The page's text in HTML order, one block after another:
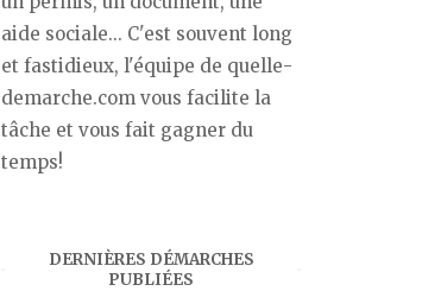
aide sociale... C'est souvent long
et fastidieux, l'équipe de quelle-
demarche.com vous facilite la
tâche et vous fait gagner du
temps!
DERNIÈRES DÉMARCHES
PUBLIÉES